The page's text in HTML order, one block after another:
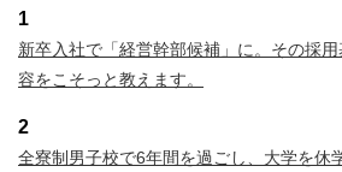
1
新卒入社で「経営幹部候補」に。その採
容をこそっと教えます。
2
全寮制男子校で6年間を過ごし、大学を休